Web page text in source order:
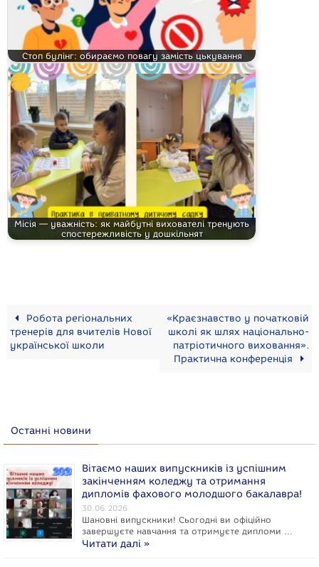
Стоп булінг: обираємо повагу замість цькування
Місія — уважність: як майбутні вихователі тренують
спостережливість у дошкільнят
Робота регіональних
тренерів для вчителів Нової
української школи
«Краєзнавство у початковій
школі як шлях національно-
патріотичного виховання».
Практична конференція
Останні новини
Вітаємо наших випускників із успішним
закінченням коледжу та отримання
дипломів фахового молодшого бакалавра!
30.06.2026
Шановні випускники! Сьогодні ви офіційно
завершуєте навчання та отримуєте дипломи …
Читати далі »